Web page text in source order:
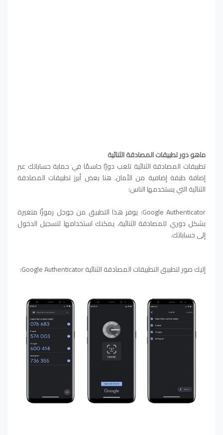
ماهو دور تطبيقات المصادقة الثنائية
تطبيقات المصادقة الثنائية تلعب دورًا حاسمًا في حماية حساباتك عبر
إضافة طبقة إضافية من الأمان. هنا بعض أبرز تطبيقات المصادقة
الثنائية التي يستخدمها الناس:
Google Authenticator: يوفر هذا التطبيق من جوجل رموزًا متغيرة
بشكل دوري للمصادقة الثنائية، يمكنك استخدامها لتسجيل الدخول
إلى حساباتك.
إليك صور لتطبيق التطبيقات المصادقة الثنائيةGoogle Authenticator: